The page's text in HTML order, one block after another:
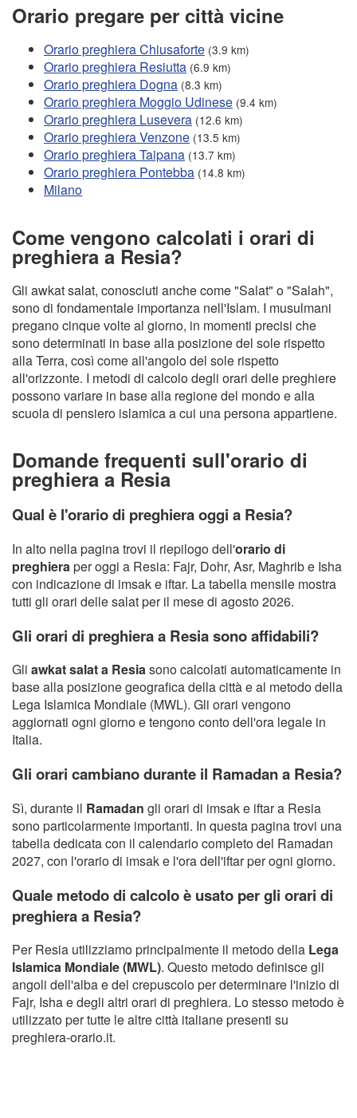
Orario pregare per città vicine
Orario preghiera Chiusaforte (3.9 km)
Orario preghiera Resiutta (6.9 km)
Orario preghiera Dogna (8.3 km)
Orario preghiera Moggio Udinese (9.4 km)
Orario preghiera Lusevera (12.6 km)
Orario preghiera Venzone (13.5 km)
Orario preghiera Taipana (13.7 km)
Orario preghiera Pontebba (14.8 km)
Milano
Come vengono calcolati i orari di
preghiera a Resia?
Gli awkat salat, conosciuti anche come "Salat" o "Salah",
sono di fondamentale importanza nell'Islam. I musulmani
pregano cinque volte al giorno, in momenti precisi che
sono determinati in base alla posizione del sole rispetto
alla Terra, così come all'angolo del sole rispetto
all'orizzonte. I metodi di calcolo degli orari delle preghiere
possono variare in base alla regione del mondo e alla
scuola di pensiero islamica a cui una persona appartiene.
Domande frequenti sull'orario di
preghiera a Resia
Qual è l'orario di preghiera oggi a Resia?
In alto nella pagina trovi il riepilogo dell'orario di
preghieraper oggi a Resia: Fajr, Dohr, Asr, Maghrib e Isha
con indicazione di imsak e iftar. La tabella mensile mostra
tutti gli orari delle salat per il mese di agosto 2026.
Gli orari di preghiera a Resia sono affidabili?
Gli awkat salat a Resiasono calcolati automaticamente in
base alla posizione geografica della città e al metodo della
Lega Islamica Mondiale (MWL). Gli orari vengono
aggiornati ogni giorno e tengono conto dell'ora legale in
Italia.
Gli orari cambiano durante il Ramadan a Resia?
Sì, durante il Ramadan gli orari di imsak e iftar a Resia
sono particolarmente importanti. In questa pagina trovi una
tabella dedicata con il calendario completo del Ramadan
2027, con l'orario di imsak e l'ora dell'iftar per ogni giorno.
Quale metodo di calcolo è usato per gli orari di
preghiera a Resia?
Per Resia utilizziamo principalmente il metodo della Lega
Islamica Mondiale (MWL). Questo metodo definisce gli
angoli dell'alba e del crepuscolo per determinare l'inizio di
Fajr, Isha e degli altri orari di preghiera. Lo stesso metodo è
utilizzato per tutte le altre città italiane presenti su
preghiera-orario.it.